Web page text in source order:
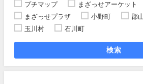
プチマップ
まざっせアーケット
まざっせプラザ
小野町
郡
玉川村
石川町
検索